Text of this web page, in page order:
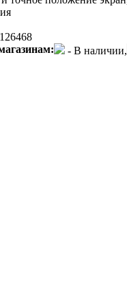
- В наличии,